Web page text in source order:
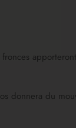
donnera du